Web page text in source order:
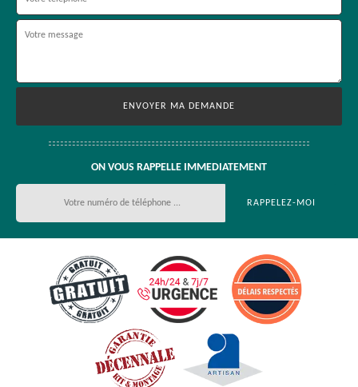
ON VOUS RAPPELLE IMMEDIATEMENT